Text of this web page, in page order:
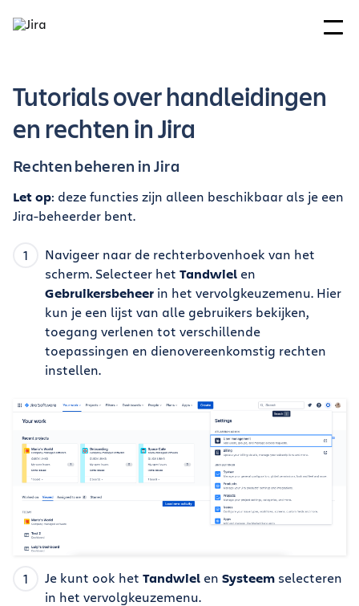
Tutorials over handleidingen
en rechten in Jira
Rechten beheren in Jira
Let op: deze functies zijn alleen beschikbaar als je een
Jira-beheerder bent.
Navigeer naar de rechterbovenhoek van het
scherm. Selecteer het Tandwiel en
Gebruikersbeheer in het vervolgkeuzemenu. Hier
kun je een lijst van alle gebruikers bekijken,
toegang verlenen tot verschillende
toepassingen en dienovereenkomstig rechten
instellen.
Je kunt ook het Tandwiel en Systeem selecteren
in het vervolgkeuzemenu.